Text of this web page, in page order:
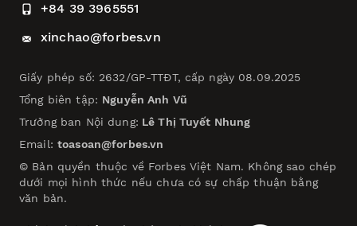
+84 39 3965551
xinchao@forbes.vn
Giấy phép số: 2632/GP-TTĐT, cấp ngày 08.09.2025
Tổng biên tập: Nguyễn Anh Vũ
Trưởng ban Nội dung: Lê Thị Tuyết Nhung
Email: toasoan@forbes.vn
© Bản quyền thuộc về Forbes Việt Nam. Không sao chép
dưới mọi hình thức nếu chưa có sự chấp thuận bằng
văn bản.